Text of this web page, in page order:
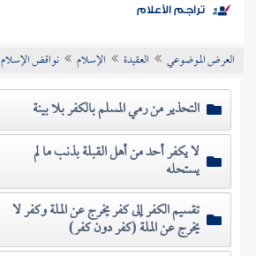
موضوعي
تراجم الأعلام
العرض الموضوعي العقيدة الإسلام نواقض الإسلام
التحذير من رمي المسلم بالكفر بلا بينة
لا يكفر أحد من أهل القبلة بذنب ما لم
يستحله
تقسيم الكفر إلى كفر يخرج عن الملة وكفر لا
يخرج عن الملة (كفر دون كفر)